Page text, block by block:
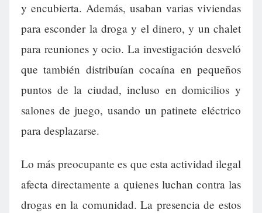
y encubierta. Además, usaban varias viviendas
para esconder la droga y el dinero, y un chalet
para reuniones y ocio. La investigación desveló
que también distribuían cocaína en pequeños
puntos de la ciudad, incluso en domicilios y
salones de juego, usando un patinete eléctrico
para desplazarse.
Lo más preocupante es que esta actividad ilegal
afecta directamente a quienes luchan contra las
drogas en la comunidad. La presencia de estos